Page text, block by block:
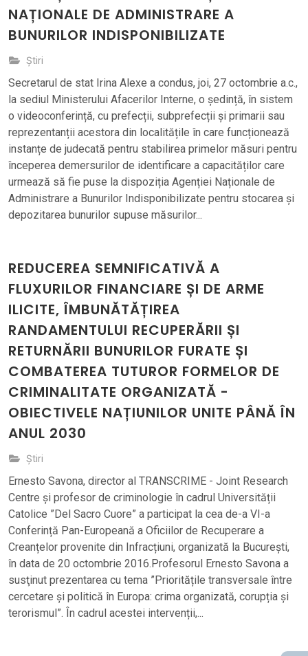
NAȚIONALE DE ADMINISTRARE A
BUNURILOR INDISPONIBILIZATE
Știri
Secretarul de stat Irina Alexe a condus, joi, 27 octombrie a.c.,
la sediul Ministerului Afacerilor Interne, o ședință, în sistem
o videoconferință, cu prefecții, subprefecții și primarii sau
reprezentanții acestora din localitățile în care funcționează
instanțe de judecată pentru stabilirea primelor măsuri pentru
începerea demersurilor de identificare a capacităților care
urmează să fie puse la dispoziția Agenției Naționale de
Administrare a Bunurilor Indisponibilizate pentru stocarea și
depozitarea bunurilor supuse măsurilor...
REDUCEREA SEMNIFICATIVĂ A
FLUXURILOR FINANCIARE ȘI DE ARME
ILICITE, ÎMBUNĂTĂȚIREA
RANDAMENTULUI RECUPERĂRII ȘI
RETURNĂRII BUNURILOR FURATE ȘI
COMBATEREA TUTUROR FORMELOR DE
CRIMINALITATE ORGANIZATĂ -
OBIECTIVELE NAȚIUNILOR UNITE PÂNĂ ÎN
ANUL 2030
Știri
Ernesto Savona, director al TRANSCRIME - Joint Research
Centre și profesor de criminologie în cadrul Universității
Catolice ”Del Sacro Cuore” a participat la cea de-a VI-a
Conferință Pan-Europeană a Oficiilor de Recuperare a
Creanțelor provenite din Infracțiuni, organizată la București,
în data de 20 octombrie 2016.Profesorul Ernesto Savona a
susţinut prezentarea cu tema ”Prioritățile transversale între
cercetare și politică în Europa: crima organizată, corupția și
terorismul”. În cadrul acestei intervenții,...